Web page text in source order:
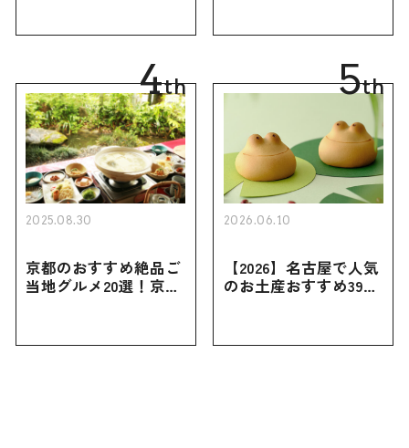
買えない限定品、女性
き用、女性向けまで幅
4th
2025.08.30
京都のおすすめ絶品ご
当地グルメ20選！京都
5th
2026.06.10
【2026】名古屋で人気
のお土産おすすめ39選
お土産・ばらまき用ま